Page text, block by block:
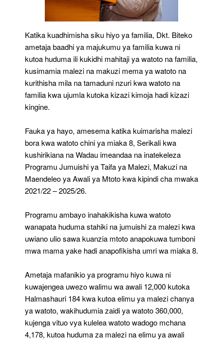
Katika kuadhimisha siku hiyo ya familia, Dkt. Biteko
ametaja baadhi ya majukumu ya familia kuwa ni
kutoa huduma ili kukidhi mahitaji ya watoto na familia,
kusimamia malezi na makuzi mema ya watoto na
kurithisha mila na tamaduni nzuri kwa watoto na
familia kwa ujumla kutoka kizazi kimoja hadi kizazi
kingine.
Fauka ya hayo, amesema katika kuimarisha malezi
bora kwa watoto chini ya miaka 8, Serikali kwa
kushirikiana na Wadau imeandaa na inatekeleza
Programu Jumuishi ya Taifa ya Malezi, Makuzi na
Maendeleo ya Awali ya Mtoto kwa kipindi cha mwaka
2021/22 – 2025/26.
Programu ambayo inahakikisha kuwa watoto
wanapata huduma stahiki na jumuishi za malezi kwa
uwiano ulio sawa kuanzia mtoto anapokuwa tumboni
mwa mama yake hadi anapofikisha umri wa miaka 8.
Ametaja mafanikio ya programu hiyo kuwa ni
kuwajengea uwezo walimu wa awali 12,000 kutoka
Halmashauri 184 kwa kutoa elimu ya malezi chanya
ya watoto, wakihudumia zaidi ya watoto 360,000,
kujenga vituo vya kulelea watoto wadogo mchana
4,178, kutoa huduma za malezi na elimu ya awali